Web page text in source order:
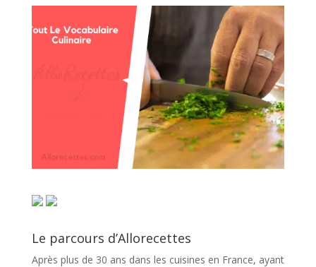
Le parcours d’Allorecettes
Après plus de 30 ans dans les cuisines en France, ayant